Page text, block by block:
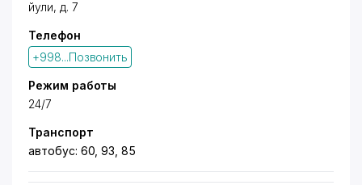
йули, д. 7
Телефон
+998...Позвонить
Режим работы
24/7
Транспорт
автобус: 60, 93, 85